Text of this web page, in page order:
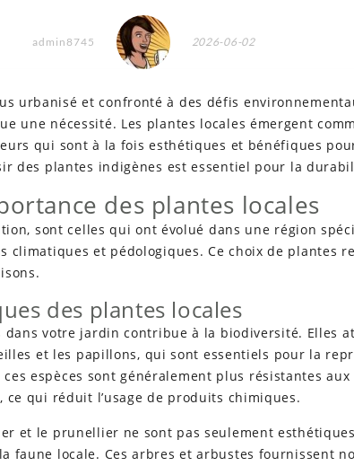
admin8745 2026-06-02
urbanisé et confronté à des défis
une nécessité. Les plantes locales émergent
qui sont à la fois esthétiques et bénéfiques pour
des plantes indigènes est essentiel pour la
des plantes locales
sont celles qui ont évolué dans une région
climatiques et pédologiques. Ce choix de plantes
des plantes locales
votre jardin contribue à la biodiversité. Elles
et les papillons, qui sont essentiels pour la
espèces sont généralement plus résistantes
ce qui réduit l’usage de produits chimiques.
et le prunellier ne sont pas seulement
faune locale. Ces arbres et arbustes fournissent